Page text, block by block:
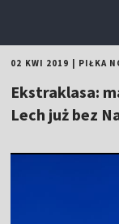
02 KWI 2019 PIŁKA
Ekstraklasa:
Lech już bez